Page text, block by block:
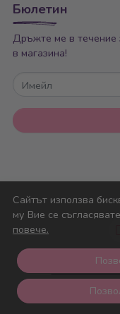
Сайтът използва
му Вие се
повече.
Бюлетин
Дръжте ме в течение
в магазина!
Имейл
Решение за